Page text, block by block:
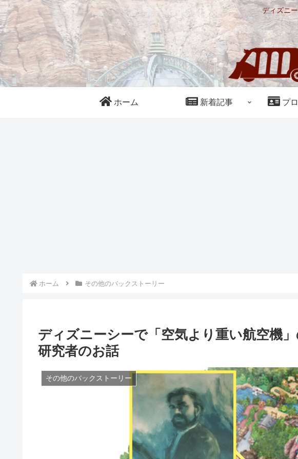
ディズニ
ホーム 新着記事 プ
ホーム その他のバックストーリー
ディズニーシーで「空気より重い航空機
研究者のお話
その他のバックストーリー